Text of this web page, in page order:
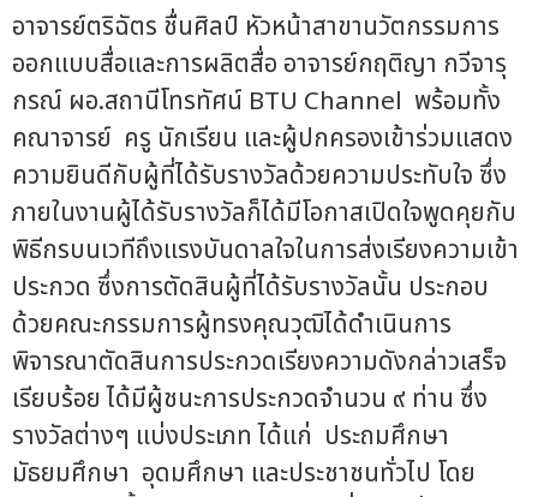
อาจารย์ตริฉัตร ชื่นศิลป์ หัวหน้าสาขานวัตกรรมการ
ออกแบบสื่อและการผลิตสื่อ อาจารย์กฤติญา กวีจารุ
กรณ์ ผอ.สถานีโทรทัศน์ BTU Channel พร้อมทั้ง
คณาจารย์ ครู นักเรียน และผู้ปกครองเข้าร่วมแสดง
ความยินดีกับผู้ที่ได้รับรางวัลด้วยความประทับใจ ซึ่ง
ภายในงานผู้ได้รับรางวัลก็ได้มีโอกาสเปิดใจพูดคุยกับ
พิธีกรบนเวทีถึงแรงบันดาลใจในการส่งเรียงความเข้า
ประกวด ซึ่งการตัดสินผู้ที่ได้รับรางวัลนั้น ประกอบ
ด้วยคณะกรรมการผู้ทรงคุณวุฒิได้ดำเนินการ
พิจารณาตัดสินการประกวดเรียงความดังกล่าวเสร็จ
เรียบร้อย ได้มีผู้ชนะการประกวดจำนวน ๙ ท่าน ซึ่ง
รางวัลต่างๆ แบ่งประเภท ได้แก่ ประถมศึกษา
มัธยมศึกษา อุดมศึกษา และประชาชนทั่วไป โดย